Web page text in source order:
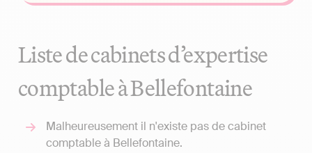
Liste de cabinets d’expertise
comptable à Bellefontaine
Malheureusement il n'existe pas de cabinet
comptable à Bellefontaine.